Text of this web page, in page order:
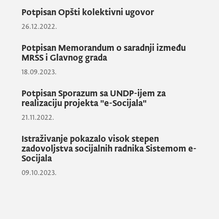
svoje porodice i ovo je jedna kruna,
ali nadam se i početak malo veće
zaposlenima u ovoj djelatnosti,
naveo je Adrović.
Ministar je čestitao svim zaposlenima na
potpisivanju Granskog kolektivnog ugovora,
kojim se poboljšava njihov položaj i poželio
svima uspješnu narednu godinu.
Potpisan Opšti kolektivni ugovor
26.12.2022.
Potpisan Memorandum o saradnji između
MRSS i Glavnog grada
18.09.2023.
Potpisan Sporazum sa UNDP-ijem za
realizaciju projekta "e-Socijala"
21.11.2022.
Istraživanje pokazalo visok stepen
zadovoljstva socijalnih radnika Sistemom e-
Socijala
09.10.2023.